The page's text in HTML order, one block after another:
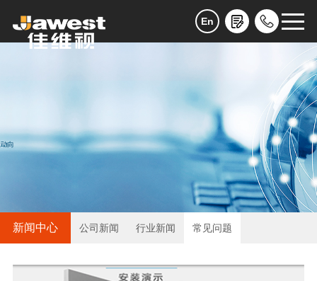
En
新闻中心 公司新闻 行业新闻 常见问题